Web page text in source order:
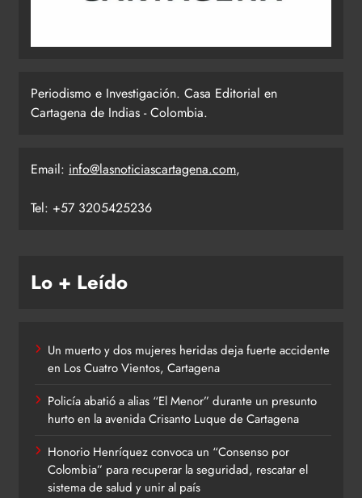
Periodismo e Investigación. Casa Editorial en
Cartagena de Indias - Colombia.
Email: info@lasnoticiascartagena.com,
Tel: +57 3205425236
Lo + Leído
Un muerto y dos mujeres heridas deja fuerte accidente
en Los Cuatro Vientos, Cartagena
Policía abatió a alias “El Menor” durante un presunto
hurto en la avenida Crisanto Luque de Cartagena
Honorio Henríquez convoca un “Consenso por
Colombia” para recuperar la seguridad, rescatar el
sistema de salud y unir al país